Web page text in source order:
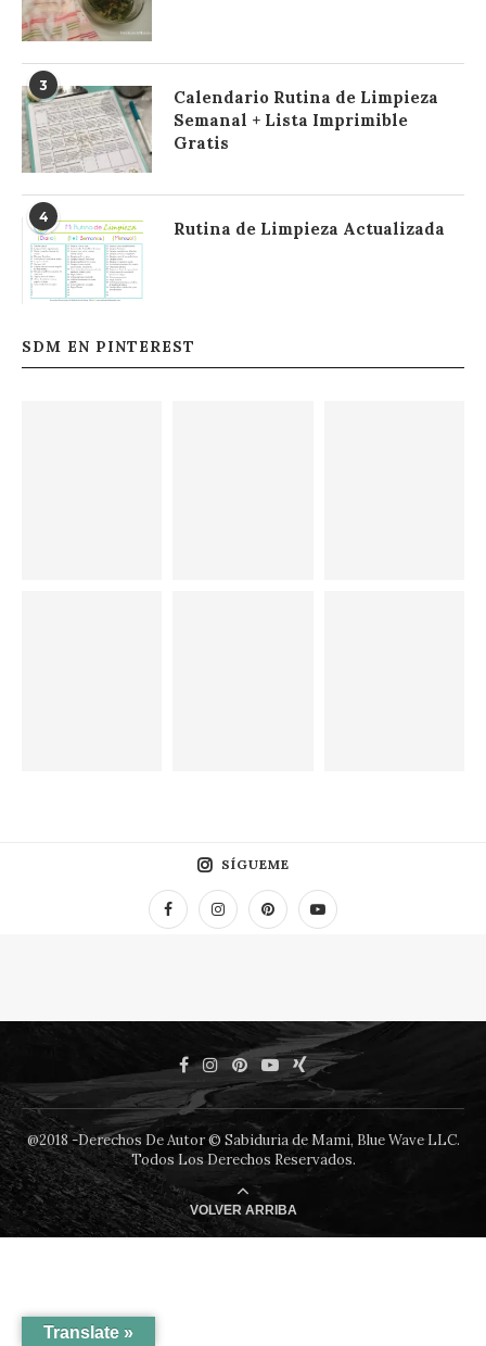
3
Calendario Rutina de Limpieza
Semanal + Lista Imprimible
Gratis
4
Rutina de Limpieza Actualizada
SDM EN PINTEREST
SÍGUEME
@2018 -Derechos De Autor © Sabiduria de Mami, Blue Wave LLC.
Todos Los Derechos Reservados.
VOLVER ARRIBA
Translate »